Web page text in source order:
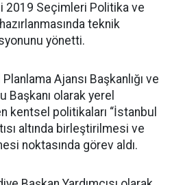
2019 Seçimleri Politika ve
teknik
yönetti.
Ajansı Başkanlığı ve
Başkanı olarak yerel
kentsel politikaları “İstanbul
altında birleştirilmesi ve
noktasında görev aldı.